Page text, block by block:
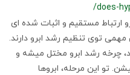
/does-
ارتباط مستقیم و اثبات شده ای
توی تنظیم رشد ابرو دارند.
چرخه رشد ابرو مختل میشه و
تو این مرحله، ابروها